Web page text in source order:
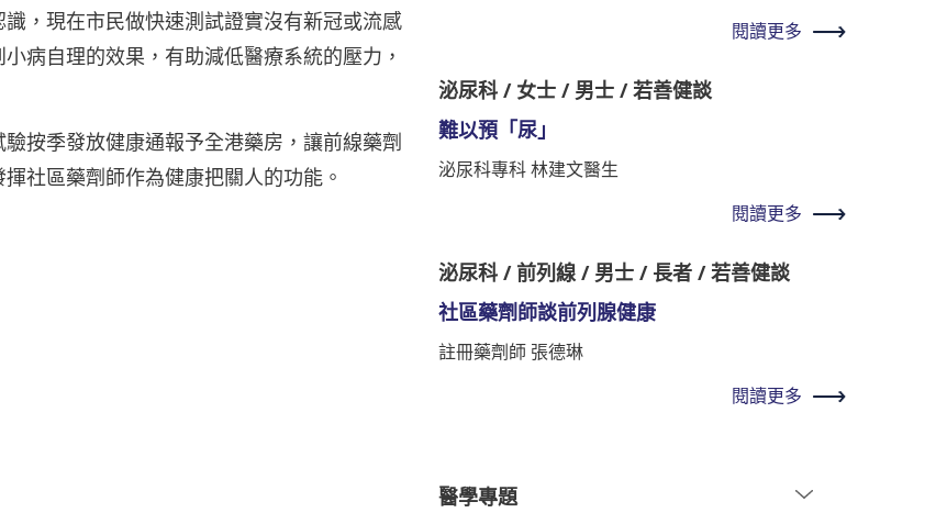
，現在市民做快速測試證實沒有新冠或流感
病自理的效果，有助減低醫療系統的壓力，
按季發放健康通報予全港藥房，讓前線藥劑
社區藥劑師作為健康把關人的功能。
閱讀更多
泌尿科 / 女士 / 男士 / 若善健談
難以預「尿」
泌尿科專科 林建文醫生
閱讀更多
泌尿科 / 前列線 / 男士 / 長者 / 若善健談
社區藥劑師談前列腺健康
註冊藥劑師 張德琳
閱讀更多
醫學專題